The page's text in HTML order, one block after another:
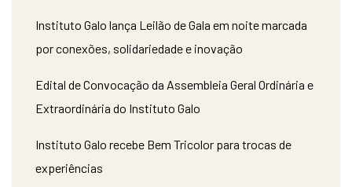
Instituto Galo lança Leilão de Gala em noite marcada
por conexões, solidariedade e inovação
Edital de Convocação da Assembleia Geral Ordinária e
Extraordinária do Instituto Galo
Instituto Galo recebe Bem Tricolor para trocas de
experiências